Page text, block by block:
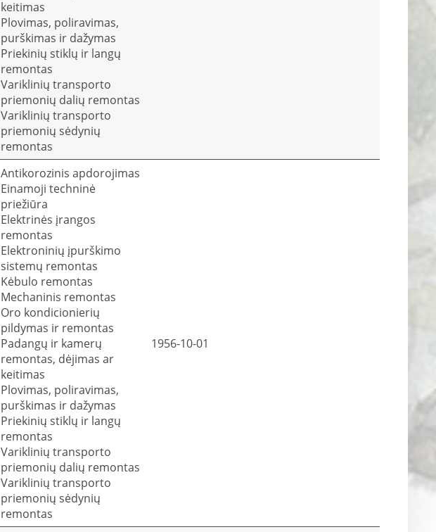
keitimas
Plovimas, poliravimas,
purškimas ir dažymas
Priekinių stiklų ir langų
remontas
Variklinių transporto
priemonių dalių remontas
Variklinių transporto
priemonių sėdynių
remontas
Antikorozinis apdorojimas
Einamoji techninė
priežiūra
Elektrinės įrangos
remontas
Elektroninių įpurškimo
sistemų remontas
Kėbulo remontas
Mechaninis remontas
Oro kondicionierių
pildymas ir remontas
Padangų ir kamerų
remontas, dėjimas ar
keitimas
Plovimas, poliravimas,
purškimas ir dažymas
Priekinių stiklų ir langų
remontas
Variklinių transporto
priemonių dalių remontas
Variklinių transporto
priemonių sėdynių
remontas
1956-10-01